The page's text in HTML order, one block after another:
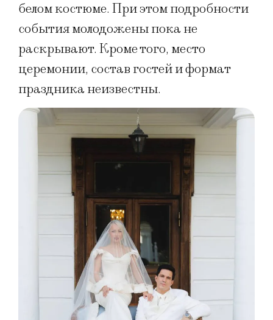
белом костюме. При этом подробности
события молодожены пока не
раскрывают. Кроме того, место
церемонии, состав гостей и формат
праздника неизвестны.